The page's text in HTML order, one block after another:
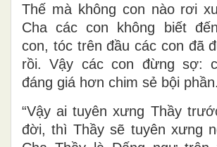
Thế mà không con nào rơi
Cha các con không biết
con, tóc trên đầu các con đã
rồi. Vậy các con đừng sợ:
đáng giá hơn chim sẻ bội phần.
“Vậy ai tuyên xưng Thầy
đời, thì Thầy sẽ tuyên xưng